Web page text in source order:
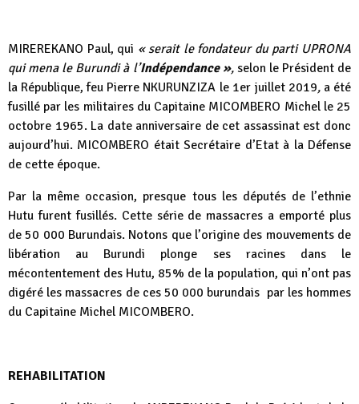
MIREREKANO Paul, qui « serait le fondateur du parti UPRONA
qui mena le Burundi à l’Indépendance », selon le Président de
la République, feu Pierre NKURUNZIZA le 1er juillet 2019,a été
fusillé par les militaires du Capitaine MICOMBERO Michel le 25
octobre 1965. La date anniversaire de cet assassinat est donc
aujourd’hui. MICOMBERO était Secrétaire d’Etat à la Défense
de cette époque.
Par la même occasion, presque tous les députés de l’ethnie
Hutu furent fusillés. Cette série de massacres a emporté plus
de 50 000 Burundais. Notons que l’origine des mouvements de
libération au Burundi plonge ses racines dans le
mécontentement des Hutu, 85% de la population, qui n’ont pas
digéré les massacres de ces 50 000 burundais par les hommes
du Capitaine Michel MICOMBERO.
REHABILITATION